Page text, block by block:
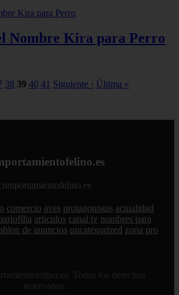
Nombre Kira para Perro
38 39 40 41 Siguiente › Última »
comercio aves protagonistas actualidad
articulos canal tv nombres para
de anuncios uncategorized zona pro
Todos los derechos
reservados.